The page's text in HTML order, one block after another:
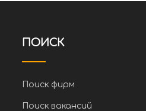
ПОИСК
Поиск фирм
Поиск вакансий